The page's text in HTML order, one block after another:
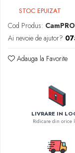
Cablu coaxial
Periferice PC
Accesorii auto
Roboti pornire
Carcase protectie
Invertoare Auto
Incarcator masina
STOC EPUIZAT
Cod Produs:
Ai nevoie de ajutor?
Adauga la Favorite
LIVRARE IN
Ridicare din orice